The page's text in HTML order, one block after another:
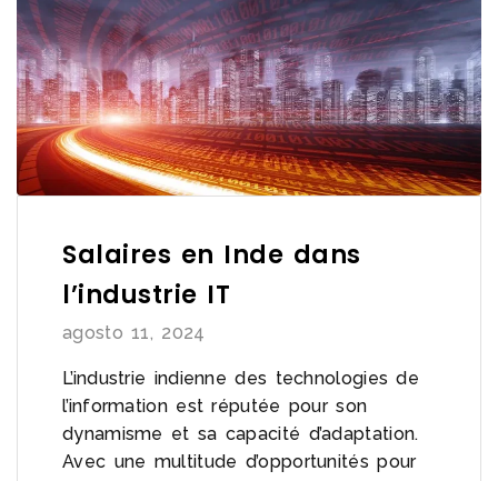
Salaires en Inde dans
l’industrie IT
agosto 11, 2024
L’industrie indienne des technologies de
l’information est réputée pour son
dynamisme et sa capacité d’adaptation.
Avec une multitude d’opportunités pour